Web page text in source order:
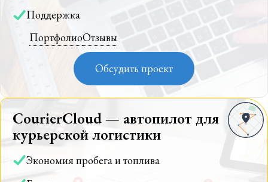
Поддержка
ПортфолиоОтзывы
Обсудить проект
CourierCloud — автопилот для
курьерской логистики
Экономия пробега и топлива